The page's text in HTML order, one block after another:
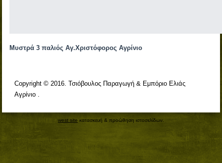
Μυστρά 3 παλιός Αγ.Χριστόφορος Αγρίνιο
Copyright © 2016. Τσιόβουλος Παραγωγή & Εμπόριο Ελιάς
Αγρίνιο .
west site κατασκευή & προώθηση ιστοσελίδων.